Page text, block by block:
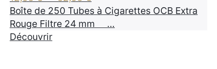
de
prix :
Boîte de 250 Tubes à Cigarettes OCB Extra
Rouge Filtre 24 mm …
Découvrir